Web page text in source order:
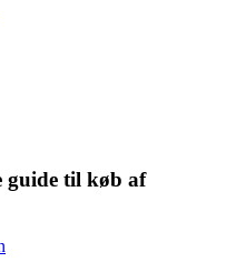
guide til køb af